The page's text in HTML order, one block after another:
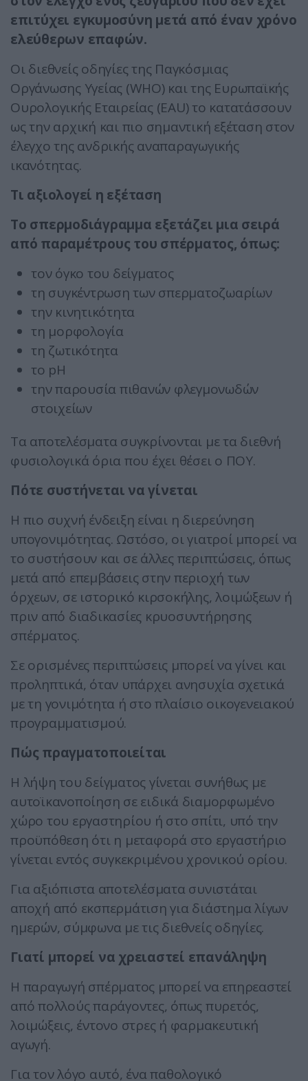
επιτύχει εγκυμοσύνη μετά από έναν χρόνο
ελεύθερων επαφών.
Οι διεθνείς οδηγίες της Παγκόσμιας
Οργάνωσης Υγείας (WHO) και της Ευρωπαϊκής
Ουρολογικής Εταιρείας (EAU) το κατατάσσουν
ως την αρχική και πιο σημαντική εξέταση στον
έλεγχο της ανδρικής αναπαραγωγικής
ικανότητας.
Τι αξιολογεί η εξέταση
Το σπερμοδιάγραμμα εξετάζει μια σειρά
από παραμέτρους του σπέρματος, όπως:
τον όγκο του δείγματος
τη συγκέντρωση των σπερματοζωαρίων
την κινητικότητα
τη μορφολογία
τη ζωτικότητα
το pH
την παρουσία πιθανών φλεγμονωδών
στοιχείων
Τα αποτελέσματα συγκρίνονται με τα διεθνή
φυσιολογικά όρια που έχει θέσει ο ΠΟΥ.
Πότε συστήνεται να γίνεται
Η πιο συχνή ένδειξη είναι η διερεύνηση
υπογονιμότητας. Ωστόσο, οι γιατροί μπορεί να
το συστήσουν και σε άλλες περιπτώσεις, όπως
μετά από επεμβάσεις στην περιοχή των
όρχεων, σε ιστορικό κιρσοκήλης, λοιμώξεων ή
πριν από διαδικασίες κρυοσυντήρησης
σπέρματος.
Σε ορισμένες περιπτώσεις μπορεί να γίνει και
προληπτικά, όταν υπάρχει ανησυχία σχετικά
με τη γονιμότητα ή στο πλαίσιο οικογενειακού
προγραμματισμού.
Πώς πραγματοποιείται
Η λήψη του δείγματος γίνεται συνήθως με
αυτοϊκανοποίηση σε ειδικά διαμορφωμένο
χώρο του εργαστηρίου ή στο σπίτι, υπό την
προϋπόθεση ότι η μεταφορά στο εργαστήριο
γίνεται εντός συγκεκριμένου χρονικού ορίου.
Για αξιόπιστα αποτελέσματα συνιστάται
αποχή από εκσπερμάτιση για διάστημα λίγων
ημερών, σύμφωνα με τις διεθνείς οδηγίες.
Γιατί μπορεί να χρειαστεί επανάληψη
Η παραγωγή σπέρματος μπορεί να επηρεαστεί
από πολλούς παράγοντες, όπως πυρετός,
λοιμώξεις, έντονο στρες ή φαρμακευτική
αγωγή.
Για τον λόγο αυτό, ένα παθολογικό